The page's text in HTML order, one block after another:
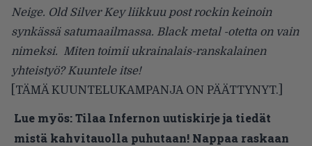
Neige. Old Silver Key liikkuu post rockin keinoin
synkässä satumaailmassa. Black metal -otetta on vain
nimeksi. Miten toimii ukrainalais-ranskalainen
yhteistyö? Kuuntele itse!
[TÄMÄ KUUNTELUKAMPANJA ON PÄÄTTYNYT.]
Lue myös:Tilaa Infernon uutiskirje ja tiedät
mistä kahvitauolla puhutaan! Nappaa raskaan